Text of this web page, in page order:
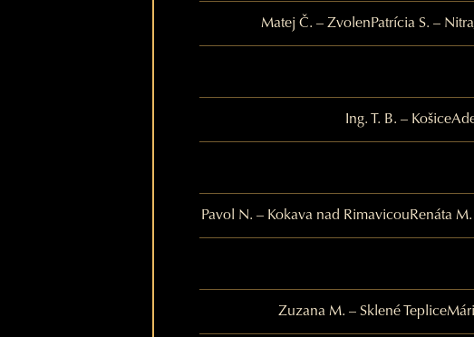
Matej Č. – Zvolen Patrícia S. – Nitra
Ing. T. B. – Košice
Pavol N. – Kokava nad Rimavicou Renáta
Zuzana M. – Sklené Teplice